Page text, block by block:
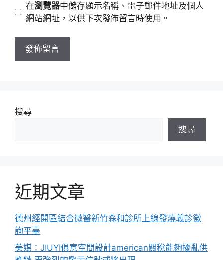
址
站
址
在瀏覽器中儲存顯示名稱、電子郵件地址及個人
網站網址，以供下次發佈留言時使用。
搜尋
搜尋
近期文章
德州經開區結合微醫新竹森和診所上線發燒義診徵
詢平臺
美媒：JIUYI俱意空間設計american關稅能夠擾亂供